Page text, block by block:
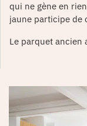
qui ne gène en
jaune participe de
Le parquet ancien